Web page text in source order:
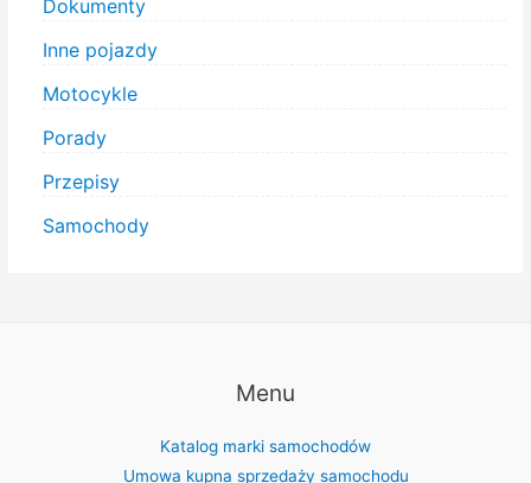
Dokumenty
Inne pojazdy
Motocykle
Porady
Przepisy
Samochody
Menu
Katalog marki samochodów
Umowa kupna sprzedaży samochodu